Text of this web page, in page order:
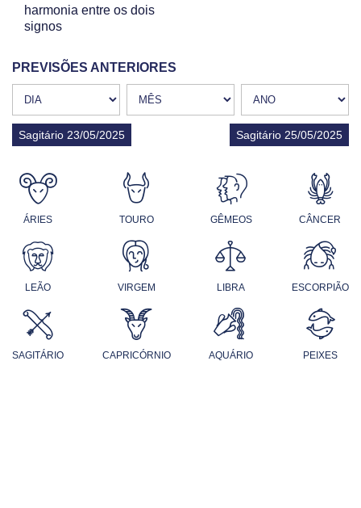
harmonia entre os dois
signos
PREVISÕES ANTERIORES
Sagitário 23/05/2025 Sagitário 25/05/2025
ÁRIES TOURO GÊMEOS CÂNCER
LEÃO VIRGEM LIBRA ESCORPIÃO
SAGITÁRIO CAPRICÓRNIO AQUÁRIO PEIXES